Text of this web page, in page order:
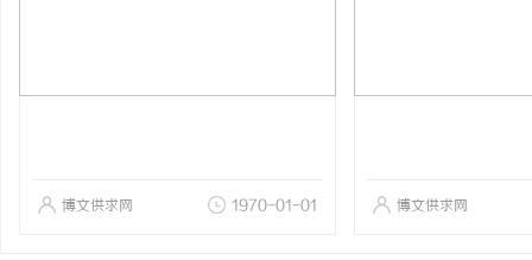
博文供求网 1970-01-01 博文供求网